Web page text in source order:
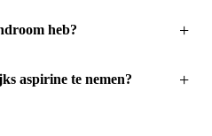
heb?
aspirine te nemen?